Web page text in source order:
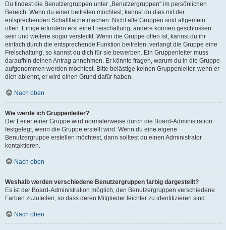
Du findest die Benutzergruppen unter „Benutzergruppen“ im persönlichen
Bereich. Wenn du einer beitreten möchtest, kannst du dies mit der
entsprechenden Schaltfläche machen. Nicht alle Gruppen sind allgemein
offen. Einige erfordern erst eine Freischaltung, andere können geschlossen
sein und weitere sogar versteckt. Wenn die Gruppe offen ist, kannst du ihr
einfach durch die entsprechende Funktion beitreten; verlangt die Gruppe eine
Freischaltung, so kannst du dich für sie bewerben. Ein Gruppenleiter muss
daraufhin deinen Antrag annehmen. Er könnte fragen, warum du in die Gruppe
aufgenommen werden möchtest. Bitte belästige keinen Gruppenleiter, wenn er
dich ablehnt, er wird einen Grund dafür haben.
Nach oben
Wie werde ich Gruppenleiter?
Der Leiter einer Gruppe wird normalerweise durch die Board-Administration
festgelegt, wenn die Gruppe erstellt wird. Wenn du eine eigene
Benutzergruppe erstellen möchtest, dann solltest du einen Administrator
kontaktieren.
Nach oben
Weshalb werden verschiedene Benutzergruppen farbig dargestellt?
Es ist der Board-Administration möglich, den Benutzergruppen verschiedene
Farben zuzuteilen, so dass deren Mitglieder leichter zu identifizieren sind.
Nach oben